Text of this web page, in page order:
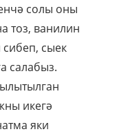
солы оны
тоз, ванилин
сыек
салабыз.
икегә
яки